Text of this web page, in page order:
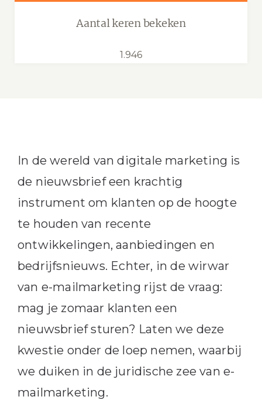
Aantal keren bekeken
1.946
In de wereld van digitale marketing is
de nieuwsbrief een krachtig
instrument om klanten op de hoogte
te houden van recente
ontwikkelingen, aanbiedingen en
bedrijfsnieuws. Echter, in de wirwar
van e-mailmarketing rijst de vraag:
mag je zomaar klanten een
nieuwsbrief sturen? Laten we deze
kwestie onder de loep nemen, waarbij
we duiken in de juridische zee van e-
mailmarketing.